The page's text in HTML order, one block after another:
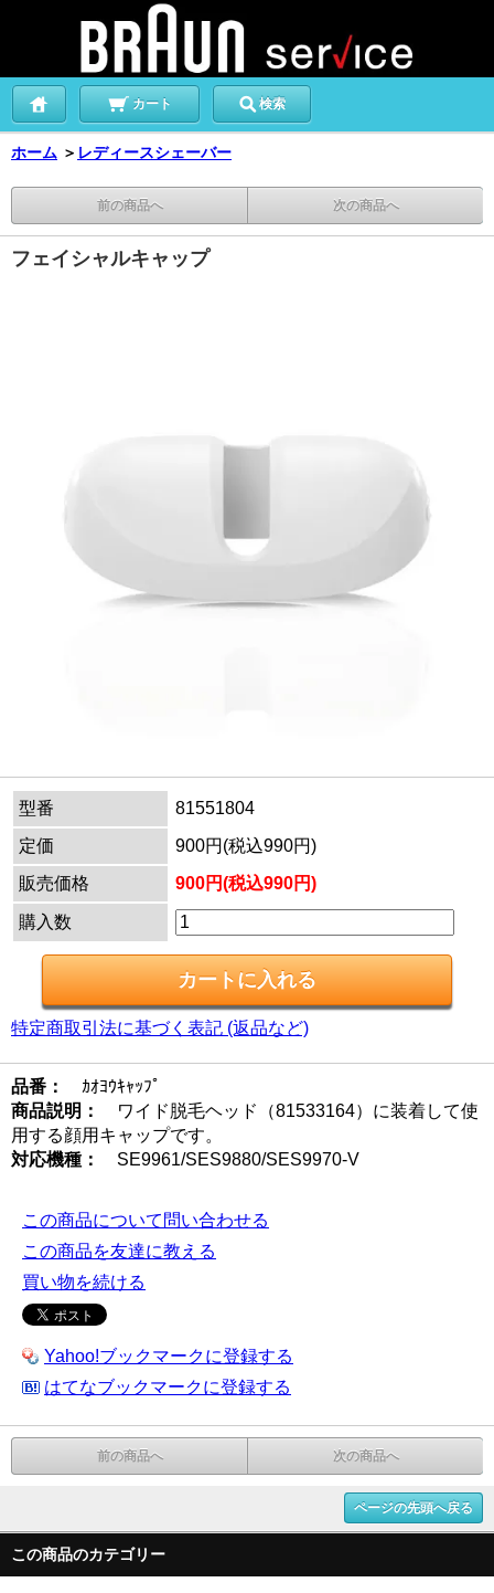
カート 検索
ホーム ＞ レディースシェーバー
前の商品へ 次の商品へ
フェイシャルキャップ
型番
81551804
定価
900円(税込990円)
販売価格
900円(税込990円)
購入数
特定商取引法に基づく表記 (返品など)
品番： ｶｵﾖｳｷｬｯﾌﾟ
商品説明：
ワイド脱毛ヘッド（81533164）に装着して使
用する顔用キャップです。
対応機種： SE9961/SES9880/SES9970-V
この商品について問い合わせる
この商品を友達に教える
買い物を続ける
Yahoo!ブックマークに登録する
はてなブックマークに登録する
前の商品へ 次の商品へ
ページの先頭へ戻る
この商品のカテゴリー